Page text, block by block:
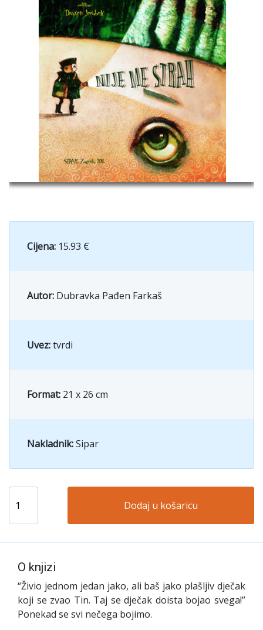
Cijena: 15.93 €
Autor: Dubravka Pađen Farkaš
Uvez:tvrdi
Format: 21 x 26 cm
Nakladnik:Sipar
Dodaj u košaricu
O knjizi
“Živio jednom jedan jako, ali baš jako plašljiv dječak
koji se zvao Tin. Taj se dječak doista bojao svega!”
Ponekad se svi nečega bojimo.